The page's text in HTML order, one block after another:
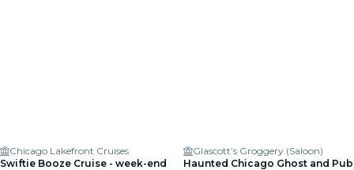
Chicago Lakefront Cruises
Swiftie Booze Cruise - week-end
Glascott’s Groggery (Saloon)
Haunted Chicago Ghost and Pub